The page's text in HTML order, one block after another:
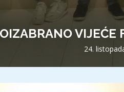
VIJEĆE
24.